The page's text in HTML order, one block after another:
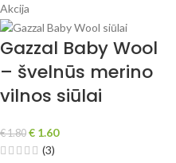
Akcija
Gazzal Baby Wool
– švelnūs merino
vilnos siūlai
€1.80 € 1.60
(3)